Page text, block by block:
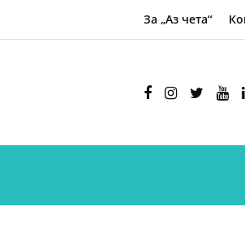
За „Аз чета“